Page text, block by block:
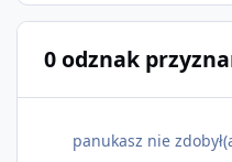
0 odznak
panukasz nie